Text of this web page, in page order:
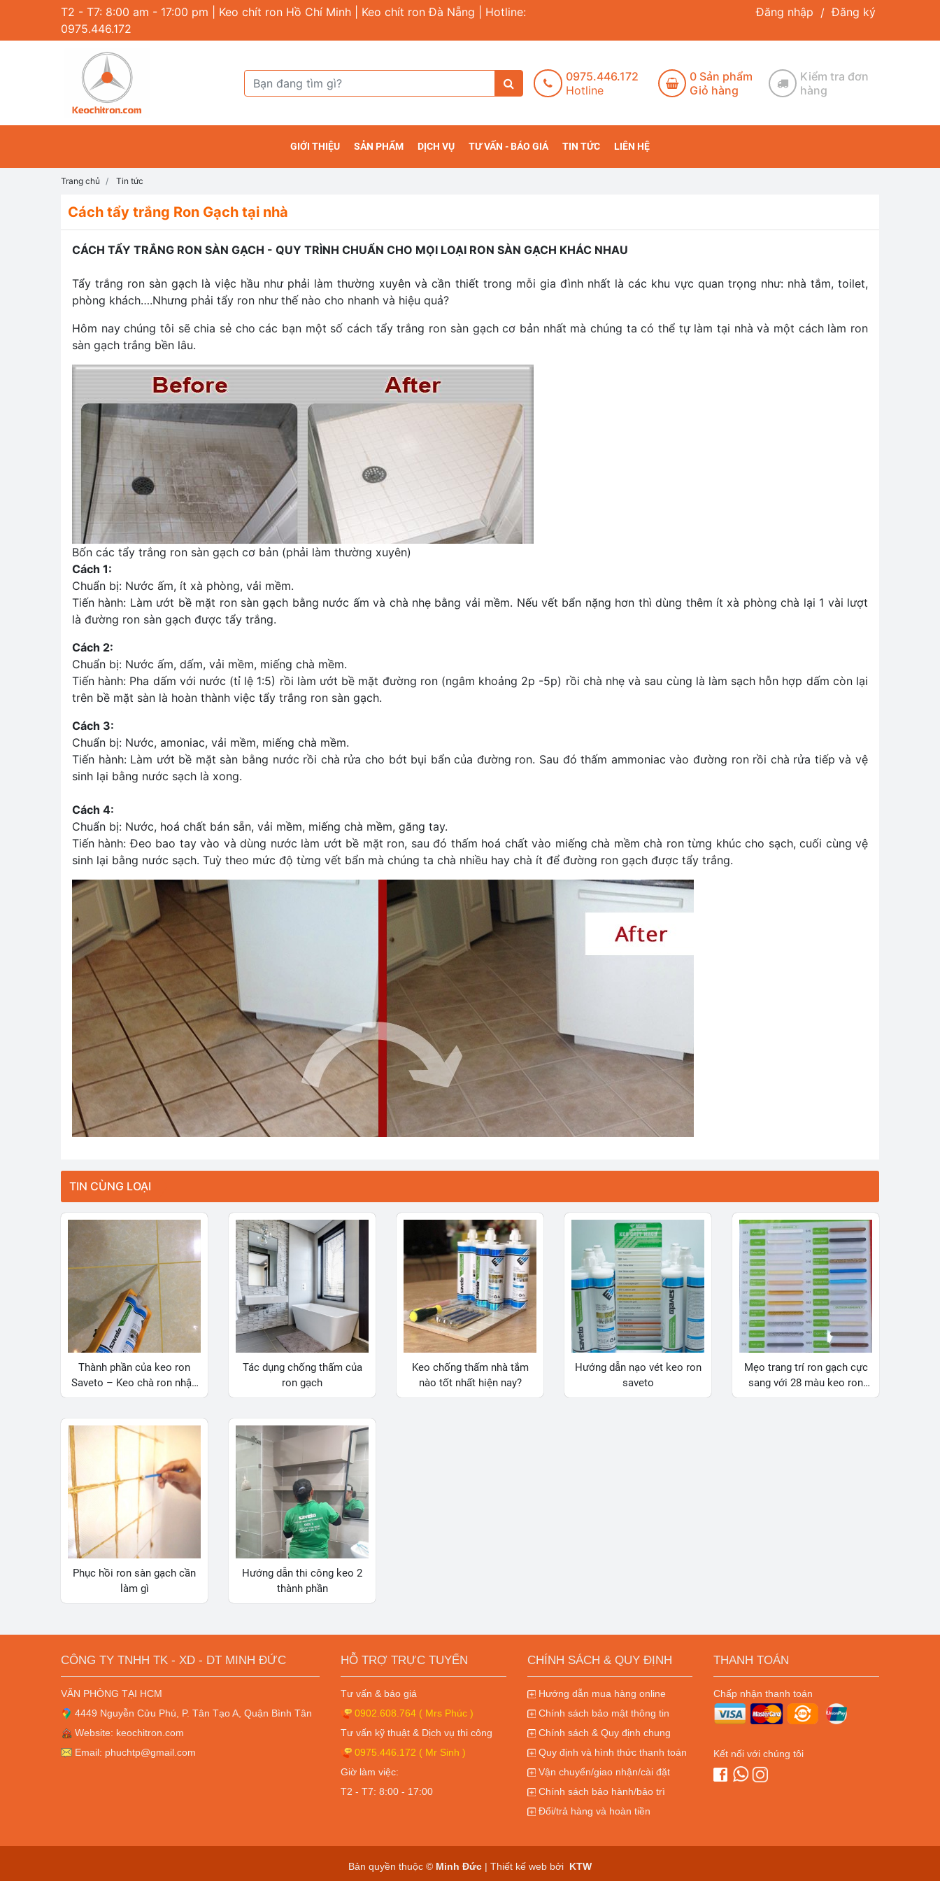
T2 - T7: 8:00 am - 17:00 pm | Keo chít ron Hồ Chí Minh | Keo chít ron Đà Nẵng | Hotline:
0975.446.172
Đăng nhập / Đăng ký
0975.446.172
Hotline
0Sản phẩm
Giỏ hàng
Kiểm tra đơn
hàng
GIỚI THIỆU SẢN PHẨM DỊCH VỤ TƯ VẤN - BÁO GIÁ TIN TỨC LIÊN HỆ
Trang chủ Tin tức
Cách tẩy trắng Ron Gạch tại nhà
CÁCH TẨY TRẮNG RON SÀN GẠCH - QUY TRÌNH CHUẨN CHO MỌI LOẠI RON SÀN GẠCH KHÁC NHAU
Tẩy trắng ron sàn gạch là việc hầu như phải làm thường xuyên và cần thiết trong mỗi gia đình nhất là các khu vực quan trọng như: nhà tắm, toilet,
phòng khách….Nhưng phải tẩy ron như thế nào cho nhanh và hiệu quả?
Hôm nay chúng tôi sẽ chia sẻ cho các bạn một số cách tẩy trắng ron sàn gạch cơ bản nhất mà chúng ta có thể tự làm tại nhà và một cách làm ron
sàn gạch trắng bền lâu.
Bốn các tẩy trắng ron sàn gạch cơ bản (phải làm thường xuyên)
Cách 1:
Chuẩn bị: Nước ấm, ít xà phòng, vải mềm.
Tiến hành: Làm ướt bề mặt ron sàn gạch bằng nước ấm và chà nhẹ bằng vải mềm. Nếu vết bẩn nặng hơn thì dùng thêm ít xà phòng chà lại 1 vài lượt
là đường ron sàn gạch được tẩy trắng.
Cách 2:
Chuẩn bị: Nước ấm, dấm, vải mềm, miếng chà mềm.
Tiến hành: Pha dấm với nước (tỉ lệ 1:5) rồi làm ướt bề mặt đường ron (ngâm khoảng 2p -5p) rồi chà nhẹ và sau cùng là làm sạch hỗn hợp dấm còn lại
trên bề mặt sàn là hoàn thành việc tẩy trắng ron sàn gạch.
Cách 3:
Chuẩn bị: Nước, amoniac, vải mềm, miếng chà mềm.
Tiến hành: Làm ướt bề mặt sàn bằng nước rồi chà rửa cho bớt bụi bẩn của đường ron. Sau đó thấm ammoniac vào đường ron rồi chà rửa tiếp và vệ
sinh lại bằng nước sạch là xong.
Cách 4:
Chuẩn bị: Nước, hoá chất bán sẵn, vải mềm, miếng chà mềm, găng tay.
Tiến hành: Đeo bao tay vào và dùng nước làm ướt bề mặt ron, sau đó thấm hoá chất vào miếng chà mềm chà ron từng khúc cho sạch, cuối cùng vệ
sinh lại bằng nước sạch. Tuỳ theo mức độ từng vết bẩn mà chúng ta chà nhiều hay chà ít để đường ron gạch được tẩy trắng.
TIN CÙNG LOẠI
Thành phần của keo ron
Saveto – Keo chà ron nhập
Tác dụng chống thấm của
ron gạch
Keo chống thấm nhà tắm
nào tốt nhất hiện nay?
Hướng dẫn nạo vét keo ron
saveto
Mẹo trang trí ron gạch cực
sang với 28 màu keo ron
Phục hồi ron sàn gạch cần
làm gì
Hướng dẫn thi công keo 2
thành phần
CÔNG TY TNHH TK - XD - DT MINH ĐỨC
VĂN PHÒNG TẠI HCM
4449 Nguyễn Cửu Phú, P. Tân Tạo A, Quận Bình Tân
Website: keochitron.com
Email: phuchtp@gmail.com
HỖ TRỢ TRỰC TUYẾN
Tư vấn & báo giá
0902.608.764 ( Mrs Phúc )
Tư vấn kỹ thuật & Dịch vụ thi công
0975.446.172 ( Mr Sinh )
Giờ làm việc:
T2 - T7: 8:00 - 17:00
CHÍNH SÁCH & QUY ĐỊNH
Hướng dẫn mua hàng online
Chính sách bảo mật thông tin
Chính sách & Quy định chung
Quy định và hình thức thanh toán
Vận chuyển/giao nhận/cài đặt
Chính sách bảo hành/bảo trì
Đổi/trả hàng và hoàn tiền
THANH TOÁN
Chấp nhận thanh toán
Kết nối với chúng tôi
Bản quyền thuộc © Minh Đức | Thiết kế web bởi KTW